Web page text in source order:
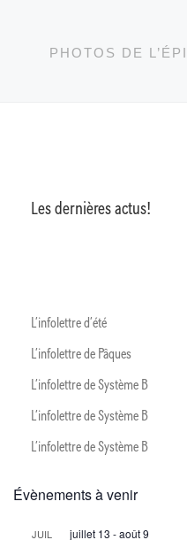
PHOTOS DE
Les dernières actus!
L’infolettre d’été
L’infolettre de Pâques
L’infolettre de Système B
L’infolettre de Système B
L’infolettre de Système B
Évènements à venir
JUIL juillet 13 -août 9